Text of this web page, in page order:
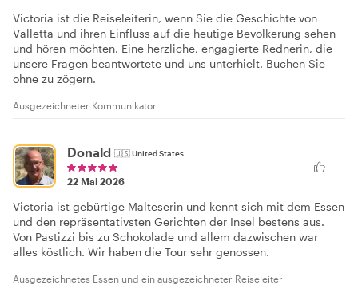
Victoria ist die Reiseleiterin, wenn Sie die Geschichte von
Valletta und ihren Einfluss auf die heutige Bevölkerung sehen
und hören möchten. Eine herzliche, engagierte Rednerin, die
unsere Fragen beantwortete und uns unterhielt. Buchen Sie
ohne zu zögern.
Ausgezeichneter Kommunikator
Donald 🇺🇸United States
22 Mai 2026
Victoria ist gebürtige Malteserin und kennt sich mit dem Essen
und den repräsentativsten Gerichten der Insel bestens aus.
Von Pastizzi bis zu Schokolade und allem dazwischen war
alles köstlich. Wir haben die Tour sehr genossen.
Ausgezeichnetes Essen und ein ausgezeichneter Reiseleiter